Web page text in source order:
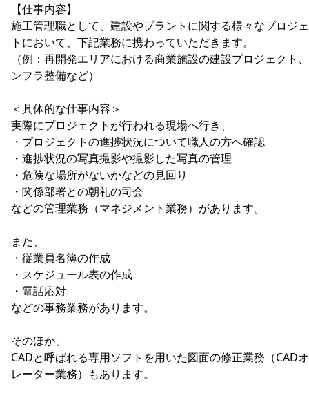
【仕事内容】
施工管理職として、建設やプラントに関する様々なプロジ
トにおいて、下記業務に携わっていただきます。
（例：再開発エリアにおける商業施設の建設プロジェクト
ンフラ整備など）
＜具体的な仕事内容＞
実際にプロジェクトが行われる現場へ行き、
・プロジェクトの進捗状況について職人の方へ確認
・進捗状況の写真撮影や撮影した写真の管理
・危険な場所がないかなどの見回り
・関係部署との朝礼の司会
などの管理業務（マネジメント業務）があります。
また、
・従業員名簿の作成
・スケジュール表の作成
・電話応対
などの事務業務があります。
そのほか、
CADと呼ばれる専用ソフトを用いた図面の修正業務（CAD
レーター業務）もあります。